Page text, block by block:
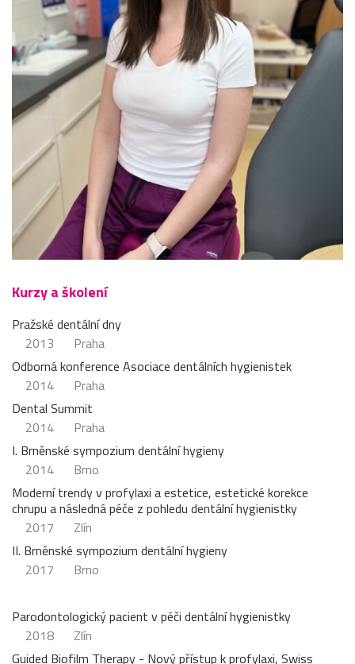
Kurzy a školení
Pražské dentální dny
2013
Praha
Odborná konference Asociace dentálních hygienistek
2014
Praha
Dental Summit
2014
Praha
I. Brněnské sympozium dentální hygieny
2014
Brno
Moderní trendy v profylaxi a estetice, estetické korekce
chrupu a následná péče z pohledu dentální hygienistky
2017
Zlín
II. Brněnské sympozium dentální hygieny
2017
Brno
Parodontologický pacient v péči dentální hygienistky
2018
Zlín
Guided Biofilm Therapy - Nový přístup k profylaxi, Swiss